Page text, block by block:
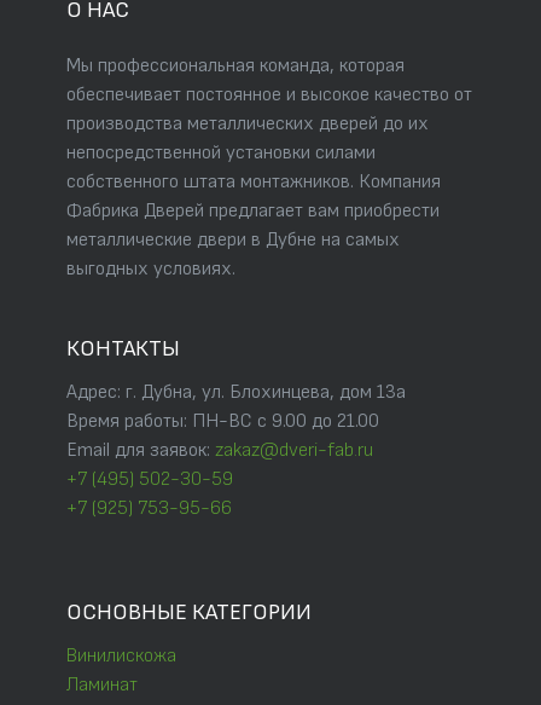
О НАС
Мы профессиональная команда, которая
обеспечивает постоянное и высокое качество от
производства металлических дверей до их
непосредственной установки силами
собственного штата монтажников. Компания
Фабрика Дверей предлагает вам приобрести
металлические двери в Дубне на самых
выгодных условиях.
КОНТАКТЫ
Адрес: г. Дубна, ул. Блохинцева, дом 13а
Время работы: ПН-ВС с 9.00 до 21.00
Email для заявок: zakaz@dveri-fab.ru
+7 (495) 502-30-59
+7 (925) 753-95-66
ОСНОВНЫЕ КАТЕГОРИИ
Винилискожа
Ламинат